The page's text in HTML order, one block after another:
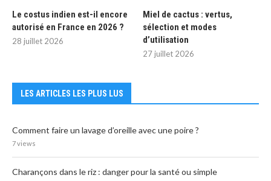
Le costus indien est-il encore
autorisé en France en 2026 ?
28 juillet 2026
Miel de cactus : vertus,
sélection et modes
d’utilisation
27 juillet 2026
LES ARTICLES LES PLUS LUS
Comment faire un lavage d’oreille avec une poire ?
7 views
Charançons dans le riz : danger pour la santé ou simple